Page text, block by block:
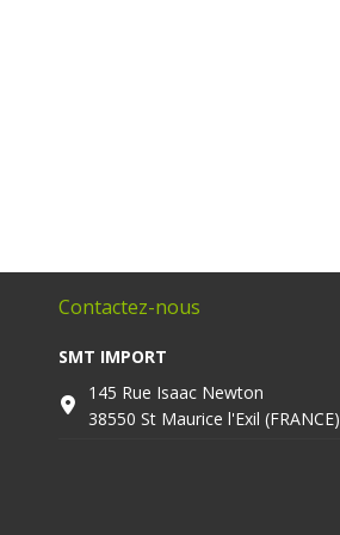
Contactez-nous
SMT IMPORT
145 Rue Isaac Newton
38550 St Maurice l'Exil (FRANCE)